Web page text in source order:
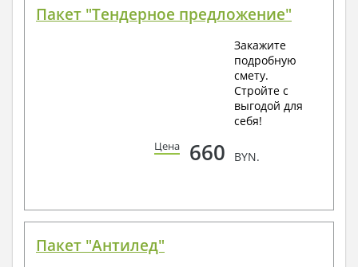
Пакет "Тендерное предложение"
Закажите
подробную
смету.
Стройте с
выгодой для
себя!
Цена 660 BYN.
Пакет "Антилед"